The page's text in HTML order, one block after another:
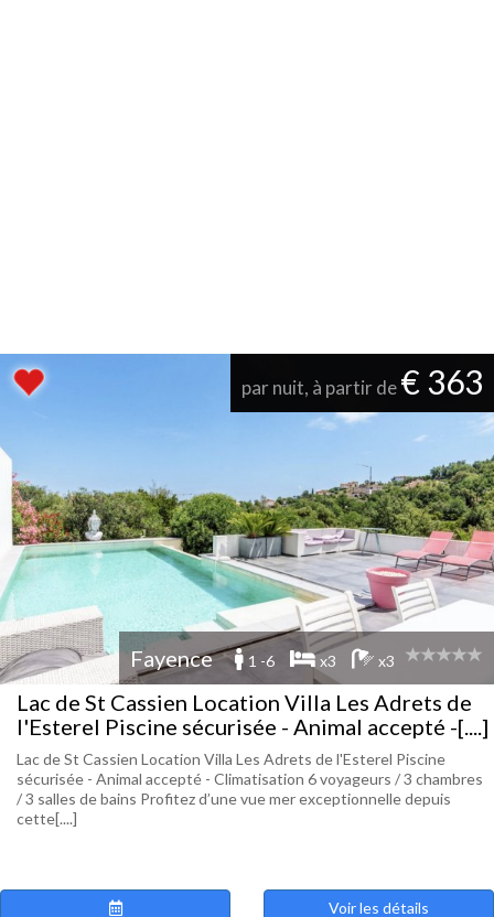
par nuit, à partir de€ 363
Fayence 1 -6 x3 x3
Lac de St Cassien Location Villa Les Adrets de
l'Esterel Piscine sécurisée - Animal accepté -[....]
Lac de St Cassien Location Villa Les Adrets de l'Esterel Piscine
sécurisée - Animal accepté - Climatisation 6 voyageurs / 3 chambres
/ 3 salles de bains Profitez d’une vue mer exceptionnelle depuis
cette[....]
Voir les détails